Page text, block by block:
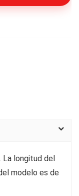
longitud del
modelo es de